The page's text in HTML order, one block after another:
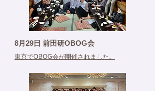
8月29日 前田研OBOG会
東京でOBOG会が開催されました。